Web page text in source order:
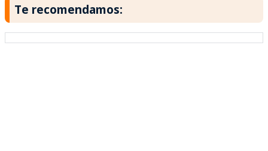
Te recomendamos: